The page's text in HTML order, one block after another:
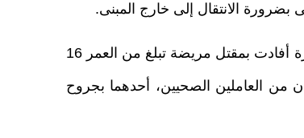
الانتقال إلى خارج المبنى.
وفي مؤتمر صحفي نصف أسبوعي لوكالات الأمم المتحدة في جنيف، أشار بيبركورن عبر الفيديو إلى أن وزارة الصحة في غزة أفادت بمقتل مريضة تبلغ من العمر 16
كمال عدوان، كما أصيب 12 شخصًا آخرون، بينهم اثنان من العاملين الصحيين، أحدهما بجروح